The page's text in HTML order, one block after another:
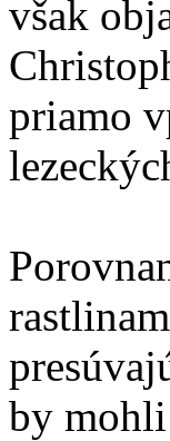
však
priamo
by